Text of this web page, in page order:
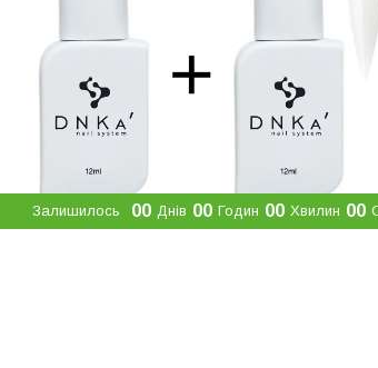
Залишилось 00 Днів 00 Годин 00 Хвилин 00